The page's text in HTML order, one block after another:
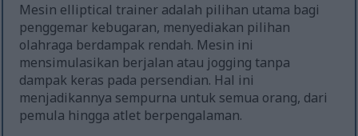
Mesin elliptical trainer adalah pilihan utama bagi
penggemar kebugaran, menyediakan pilihan
olahraga berdampak rendah. Mesin ini
mensimulasikan berjalan atau jogging tanpa
dampak keras pada persendian. Hal ini
menjadikannya sempurna untuk semua orang, dari
pemula hingga atlet berpengalaman.